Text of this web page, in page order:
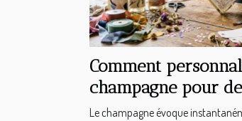
Comment
champagne pour
spéciales ?
Le champagne évoque